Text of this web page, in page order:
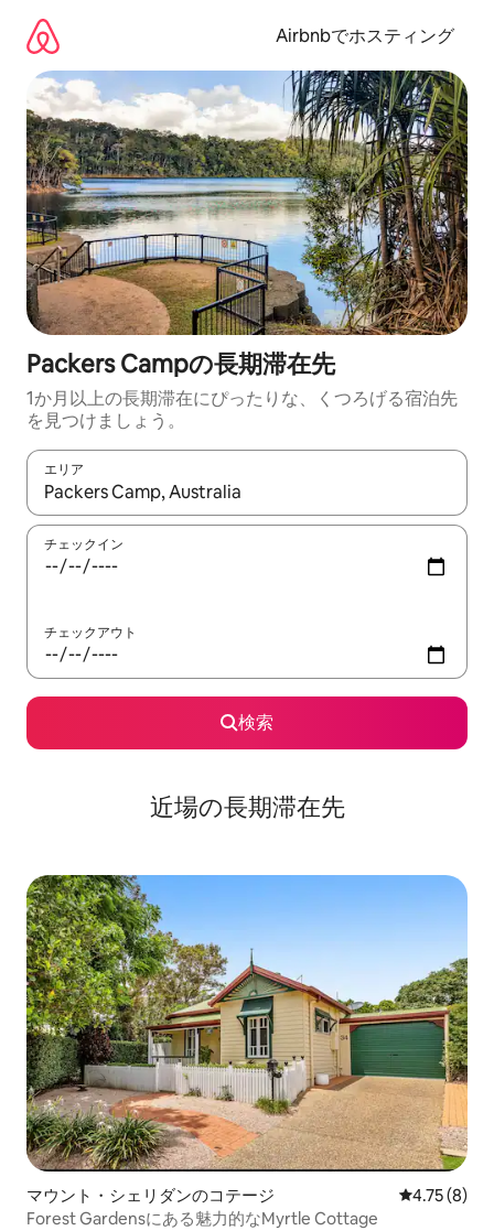
Airbnbでホスティング
Packers Campの長期滞在先
1か月以上の長期滞在にぴったりな、くつろげる宿泊先
を見つけましょう。
エリア
検索結果が表示されたら、上下の矢印キーを使って移動するか
チェックイン
チェックアウト
検索
近場の長期滞在先
マウント・シェリダンのコテージ レビュー8
4.75 (8)
Forest Gardensにある魅力的なMyrtle Cottage